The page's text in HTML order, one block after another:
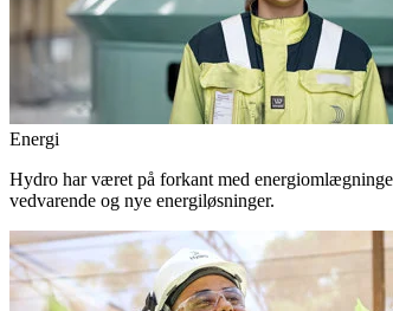
Energi
Hydro har været på forkant med
vedvarende og nye energiløsninger.